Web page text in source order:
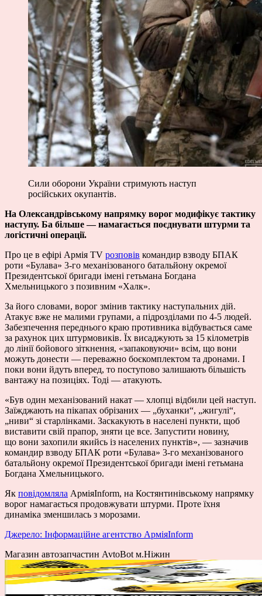
Сили оборони України стримують наступ
російських окупантів.
На Олександрівському напрямку ворог модифікує тактику
наступу. Ба більше — намагається поєднувати штурми та
логістичні операції.
Про це в ефірі Армія TV розповів командир взводу БПАК
роти «Булава» 3-го механізованого батальйону окремої
Президентської бригади імені гетьмана Богдана
Хмельницького з позивним «Халк».
За його словами, ворог змінив тактику наступальних дій.
Атакує вже не малими групами, а підрозділами по 4-5 людей.
Забезпечення переднього краю противника відбувається саме
за рахунок цих штурмовиків. Їх висаджують за 15 кілометрів
до лінії бойового зіткнення, «запаковуючи» всім, що вони
можуть донести — переважно боєкомплектом та дронами. І
поки вони йдуть вперед, то поступово залишають більшість
вантажу на позиціях. Тоді — атакують.
«Був один механізований накат — хлопці відбили цей наступ.
Заїжджають на пікапах обрізаних — „буханки“, „жигулі“,
„ниви“ зі старлінками. Заскакують в населені пункти, щоб
виставити свій прапор, зняти це все. Запустити новину,
що вони захопили якийсь із населених пунктів», — зазначив
командир взводу БПАК роти «Булава» 3-го механізованого
батальйону окремої Президентської бригади імені гетьмана
Богдана Хмельницького.
Як повідомляла АрміяInform, на Костянтинівському напрямку
ворог намагається продовжувати штурми. Проте їхня
динаміка зменшилась з морозами.
Джерело: Інформаційне агентство АрміяInform
Магазин автозапчастин AvtoBot м.Ніжин